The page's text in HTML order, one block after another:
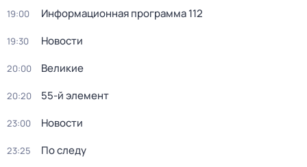
19:00 Информационная программа 112
19:30 Новости
20:00 Великие
20:20 55-й элемент
23:00 Новости
23:25 По следу